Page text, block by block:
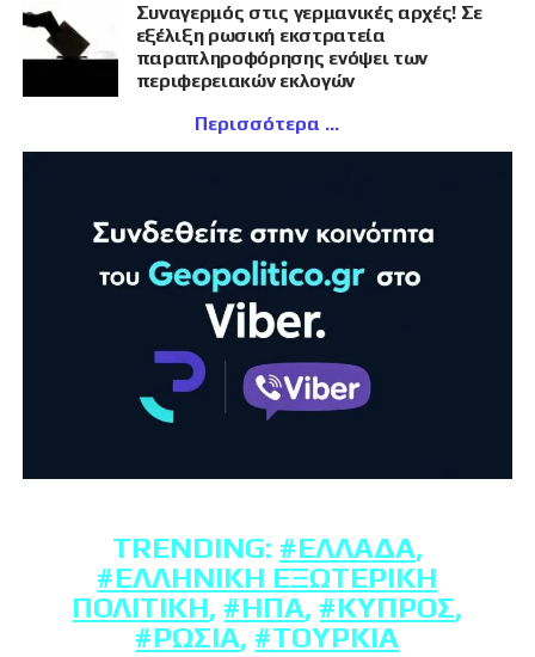
Συναγερμός στις γερμανικές αρχές! Σε
εξέλιξη ρωσική εκστρατεία
παραπληροφόρησης ενόψει των
περιφερειακών εκλογών
Περισσότερα
TRENDING: #ΕΛΛΆΔΑ,
#ΕΛΛΗΝΙΚΉ ΕΞΩΤΕΡΙΚΉ
ΠΟΛΙΤΙΚΉ, #ΗΠΑ, #ΚΎΠΡΟΣ,
#ΡΩΣΊΑ, #ΤΟΥΡΚΊΑ